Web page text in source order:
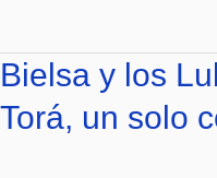
Bielsa y los
Torá, un solo
Bielsa
y
los
Lubavitch: